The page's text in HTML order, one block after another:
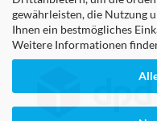
gewährleisten, die Nutzung
Ihnen ein bestmögliches
Weitere Informationen
WIR VERSENDEN